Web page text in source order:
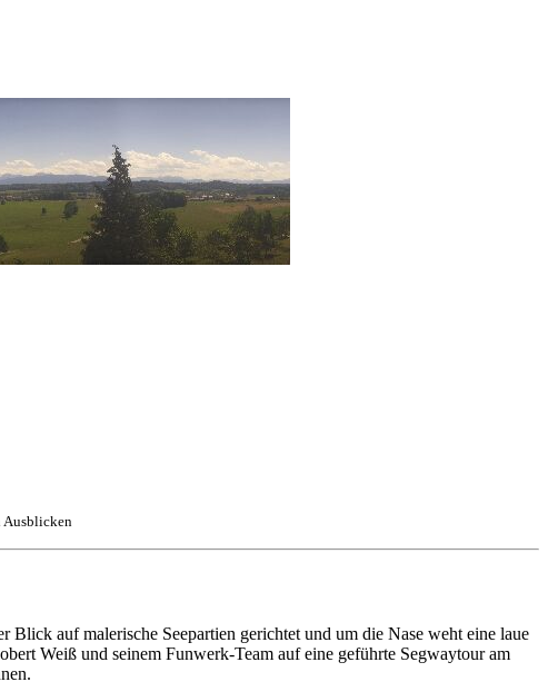
Ausblicken
Blick auf malerische Seepartien gerichtet und um die Nase weht eine laue
Weiß und seinem Funwerk-Team aufeine geführte Segwaytour am